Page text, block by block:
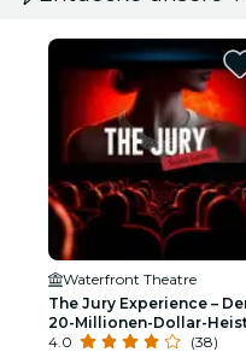
Waterfront Theatre
The Jury Experience –
20-Millionen-Dollar-
4.0
(38)